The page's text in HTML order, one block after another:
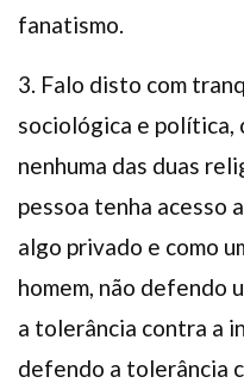
fanatismo.
3. Falo disto com
sociológica e política,
nenhuma das duas
pessoa tenha acesso
algo privado e como
homem, não defendo
a tolerância contra a
defendo a tolerância